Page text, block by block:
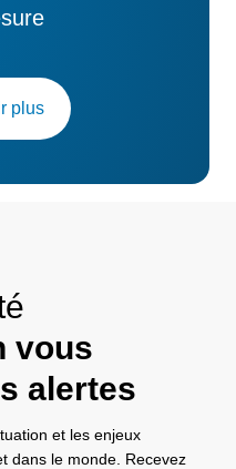
plus
vous
alertes
et les enjeux
dans le monde. Recevez